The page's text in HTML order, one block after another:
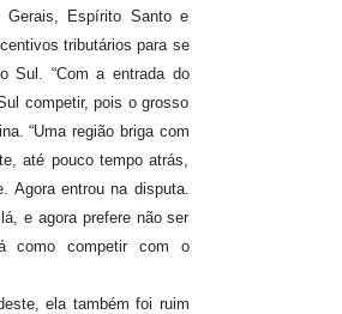
Gerais, Espírito Santo e
tributários para se
Sul. “Com a entrada do
competir, pois o grosso
“Uma região briga com
até pouco tempo atrás,
Agora entrou na disputa.
e agora prefere não ser
como competir com o
ela também foi ruim